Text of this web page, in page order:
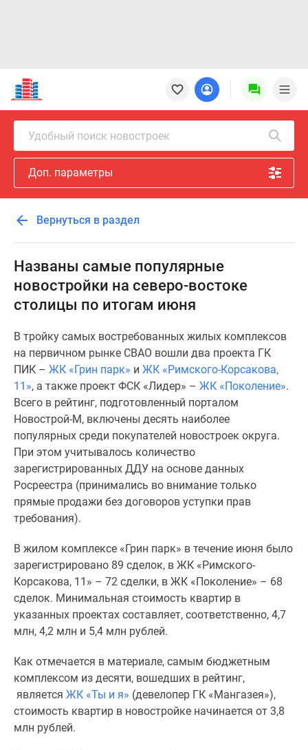
Новостройки
Квартиры
Ипотека
Новостройки
Москвы
Новостройки
Подмосковья
Новостройки
Москвы
Готовые
новостройки
Новостройки
карте
предложения
Коммерческие
помещения
Продавцы
застройщики
Панорамы
новостроек
Видеообзор
новостроек
Экспертиза
новостроек
Москвы
Подмосковья
Студии
комнатные
Удобный поиск новостроек
Доп. параметры
Вернуться в раздел
Названы самые популярные
новостройки на северо-востоке
столицы по итогам июня
В тройку самых востребованных жилых комплексов
на первичном рынке СВАО вошли два проекта ГК
ПИК – ЖК «Грин парк» и ЖК «Римского-Корсакова,
11», а также проект ФСК «Лидер» – ЖК «Поколение».
Всего в рейтинг, подготовленный порталом
Новострой-М, включены десять наиболее
популярных среди покупателей новостроек округа.
При этом учитывалось количество
зарегистрированных ДДУ на основе данных
Росреестра (принимались во внимание только
прямые продажи без договоров уступки прав
требования).
В жилом комплексе «Грин парк» в течение июня было
зарегистрировано 89 сделок, в ЖК «Римского-
Корсакова, 11» – 72 сделки, в ЖК «Поколение» – 68
сделок. Минимальная стоимость квартир в
указанных проектах составляет, соответственно, 4,7
млн, 4,2 млн и 5,4 млн рублей.
Как отмечается в материале, самым бюджетным
комплексом из десяти, вошедших в рейтинг,
является ЖК «Ты и я» (девелопер ГК «Мангазея»),
стоимость квартир в новостройке начинается от 3,8
млн рублей.